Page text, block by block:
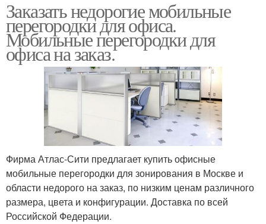
Заказать недорогие мобильные
перегородки для офиса.
Мобильные перегородки для
офиса на заказ.
Фирма Атлас-Сити предлагает купить офисные
мобильные перегородки для зонирования в Москве и
области недорого на заказ, по низким ценам различного
размера, цвета и конфигурации. Доставка по всей
Российской Федерации.